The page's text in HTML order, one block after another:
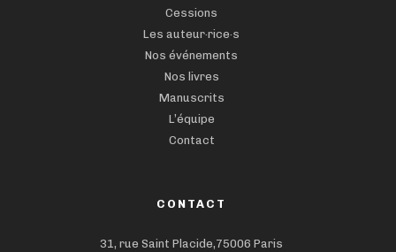
Cessions
Les auteur·rice·s
Nos événements
Nos livres
Manuscrits
L’équipe
Contact
CONTACT
31, rue Saint Placide,75006 Paris